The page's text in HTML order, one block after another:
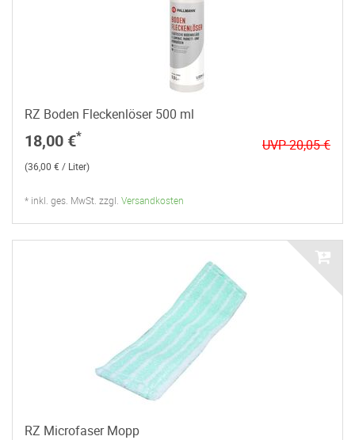
RZ Boden Fleckenlöser 500 ml
18,00 €*
UVP 20,05 €
(36,00 € / Liter)
* inkl. ges. MwSt. zzgl. Versandkosten
RZ Microfaser Mopp